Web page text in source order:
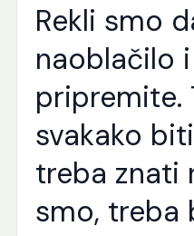
Rekli smo
naoblačilo
pripremite.
svakako
treba znati
smo, treba